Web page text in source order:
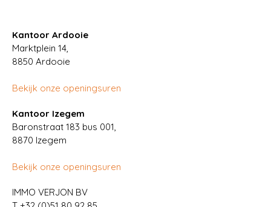
Kantoor Ardooie
Marktplein 14,
8850 Ardooie
Bekijk onze openingsuren
Kantoor Izegem
Baronstraat 183 bus 001,
8870 Izegem
Bekijk onze openingsuren
IMMO VERJON BV